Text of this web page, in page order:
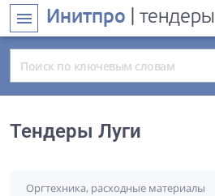
menu Инитпро | тендеры
Тендеры Луги
Оргтехника, расходные материалы